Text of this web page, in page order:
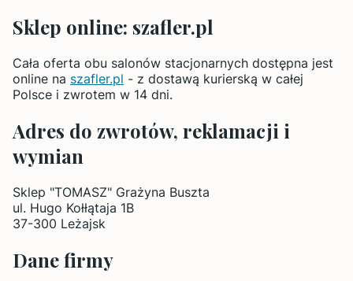
Sklep online: szafler.pl
Cała oferta obu salonów stacjonarnych dostępna jest
online na szafler.pl - z dostawą kurierską w całej
Polsce i zwrotem w 14 dni.
Adres do zwrotów, reklamacji i
wymian
Sklep "TOMASZ" Grażyna Buszta
ul. Hugo Kołłątaja 1B
37-300 Leżajsk
Dane firmy